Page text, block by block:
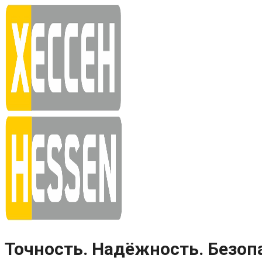
Skip
to
content
Точность. Надёжность.